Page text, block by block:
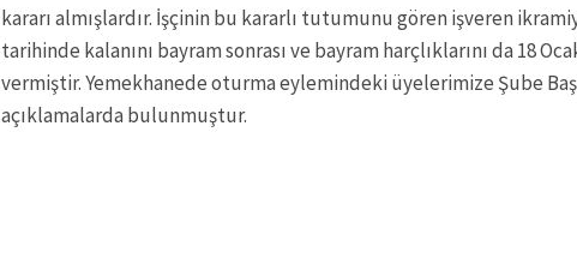
kararı almışlardır. İşçinin bu kararlı tutumunu gören işveren
tarihinde kalanını bayram sonrası ve bayram harçlıklarını da 18
vermiştir. Yemekhanede oturma eylemindeki üyelerimize Şube
açıklamalarda bulunmuştur.